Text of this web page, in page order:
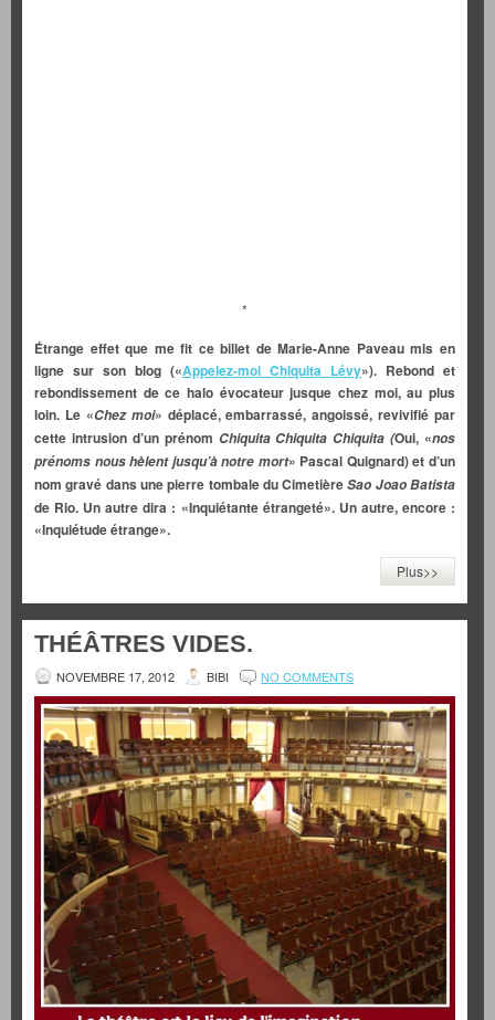
*
Étrange effet que me fit ce billet de Marie-Anne Paveau mis en
ligne sur son blog («Appelez-moi Chiquita Lévy»). Rebond et
rebondissement de ce halo évocateur jusque chez moi, au plus
loin. Le «Chez moi» déplacé, embarrassé, angoissé, revivifié par
cette intrusion d’un prénom Chiquita Chiquita Chiquita (Oui, «nos
prénoms nous hèlent jusqu’à notre mort» Pascal Quignard) et d’un
nom gravé dans une pierre tombale du CimetièreSao Joao Batista
de Rio. Un autre dira : «Inquiétante étrangeté». Un autre, encore :
«Inquiétude étrange».
Plus>>
THÉÂTRES VIDES.
NOVEMBRE 17, 2012 BIBI NO COMMENTS